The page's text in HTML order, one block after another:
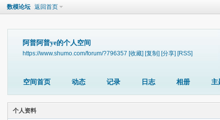
数模论坛 返回首页
阿普阿普ye的个人空间
https://www.shumo.com/forum/?796357 [收藏] [复制] [分享] [RSS]
空间首页 动态 记录 日志 相册 主
个人资料